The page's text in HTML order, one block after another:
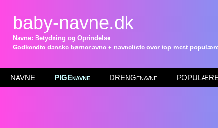
baby-navne.dk
Navne: Betydning og Oprindelse
Godkendte danske børnenavne + navneliste over top mest
NAVNE PIGEnavne DRENGenavne POPULÆRE